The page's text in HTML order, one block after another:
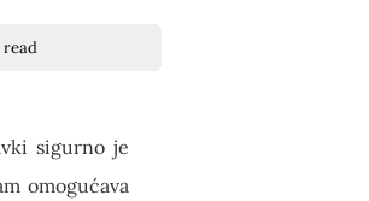
read
sigurno je
omogućava